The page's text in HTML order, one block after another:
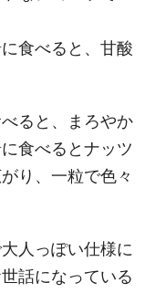
食べると、甘酸
ると、まろやか
食べるとナッツ
り、一粒で色々
人っぽい仕様に
話になっている